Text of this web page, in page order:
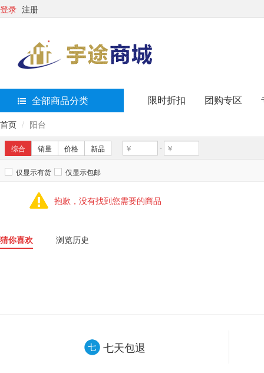
登录 注册
全部商品分类 限时折扣 团购专区
首页 阳台
综合 销量 价格 新品 -
仅显示有货 仅显示包邮
抱歉，没有找到您需要的商品
猜你喜欢 浏览历史
七天包退